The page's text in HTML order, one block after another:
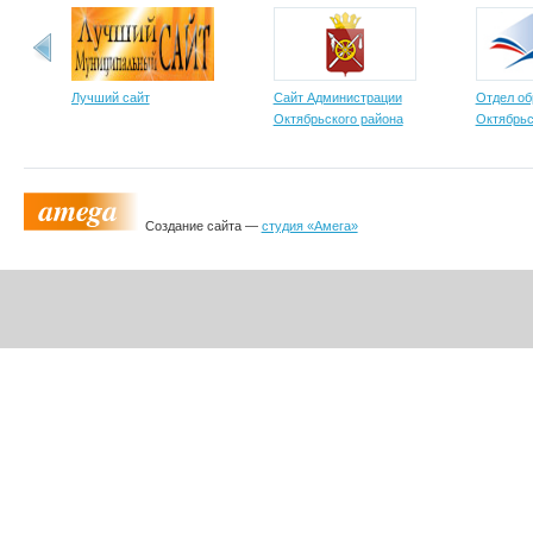
Лучший сайт
Сайт Администрации
Октябрьского района
Отдел
Создание сайта — студия «Амега»